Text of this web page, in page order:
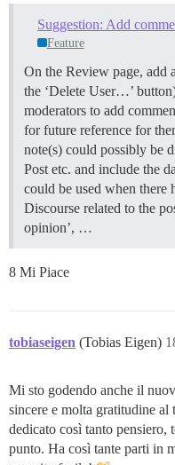
Feature
On the Review page, add
the ‘Delete User…’
moderators to add
for future reference for
note(s) could possibly be
Post etc. and include the
could be used when there
Discourse related to the
opinion’, …
8 Mi Piace
tobiaseigen (Tobias Eigen)
Mi sto godendo anche il
sincere e molta gratitudine al
dedicato così tanto pensiero,
punto. Ha così tante parti in